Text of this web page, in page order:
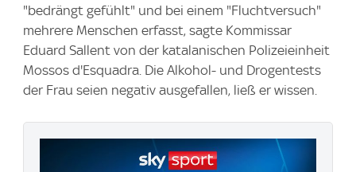
"bedrängt gefühlt" und bei einem "Fluchtversuch"
mehrere Menschen erfasst, sagte Kommissar
Eduard Sallent von der katalanischen Polizeieinheit
Mossos d'Esquadra. Die Alkohol- und Drogentests
der Frau seien negativ ausgefallen, ließ er wissen.